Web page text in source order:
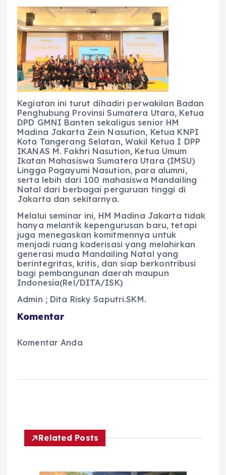
Kegiatan ini turut dihadiri perwakilan Badan
Penghubung Provinsi Sumatera Utara, Ketua
DPD GMNI Banten sekaligus senior HM
Madina Jakarta Zein Nasution, Ketua KNPI
Kota Tangerang Selatan, Wakil Ketua I DPP
IKANAS M. Fakhri Nasution, Ketua Umum
Ikatan Mahasiswa Sumatera Utara (IMSU)
Lingga Pagayumi Nasution, para alumni,
serta lebih dari 100 mahasiswa Mandailing
Natal dari berbagai perguruan tinggi di
Jakarta dan sekitarnya.
Melalui seminar ini, HM Madina Jakarta tidak
hanya melantik kepengurusan baru, tetapi
juga menegaskan komitmennya untuk
menjadi ruang kaderisasi yang melahirkan
generasi muda Mandailing Natal yang
berintegritas, kritis, dan siap berkontribusi
bagi pembangunan daerah maupun
Indonesia(Rel/DITA/ISK)
Admin ; Dita Risky Saputri.SKM.
Komentar
Komentar Anda
Related Posts